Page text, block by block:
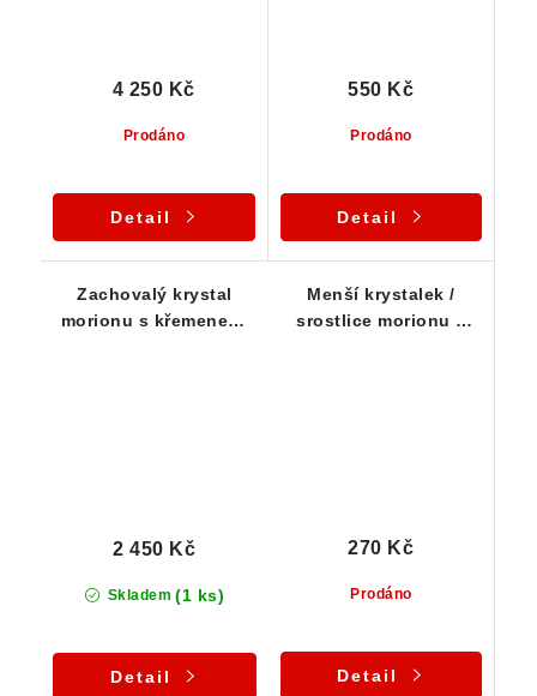
Prodáno
4 250 Kč
Detail
Prodáno
550 Kč
Detail
Zachovalý krystal
morionu s křemenem,
Skladem (1 ks)
2 450 Kč
Detail
Menší krystalek /
srostlice morionu s
Prodáno
270 Kč
Detail